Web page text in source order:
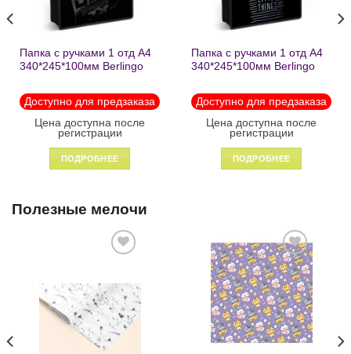
Папка с ручками 1 отд А4
340*245*100мм Berlingo
молнии1246
Доступно для предзаказа
Цена доступна после
регистрации
ПОДРОБНЕЕ
Папка с ручками 1 отд А4
340*245*100мм Berlingo
пластик на молнии 1215
Доступно для предзаказа
Цена доступна после
регистрации
ПОДРОБНЕЕ
Полезные мелочи
желаний
Добавить
в список
желаний